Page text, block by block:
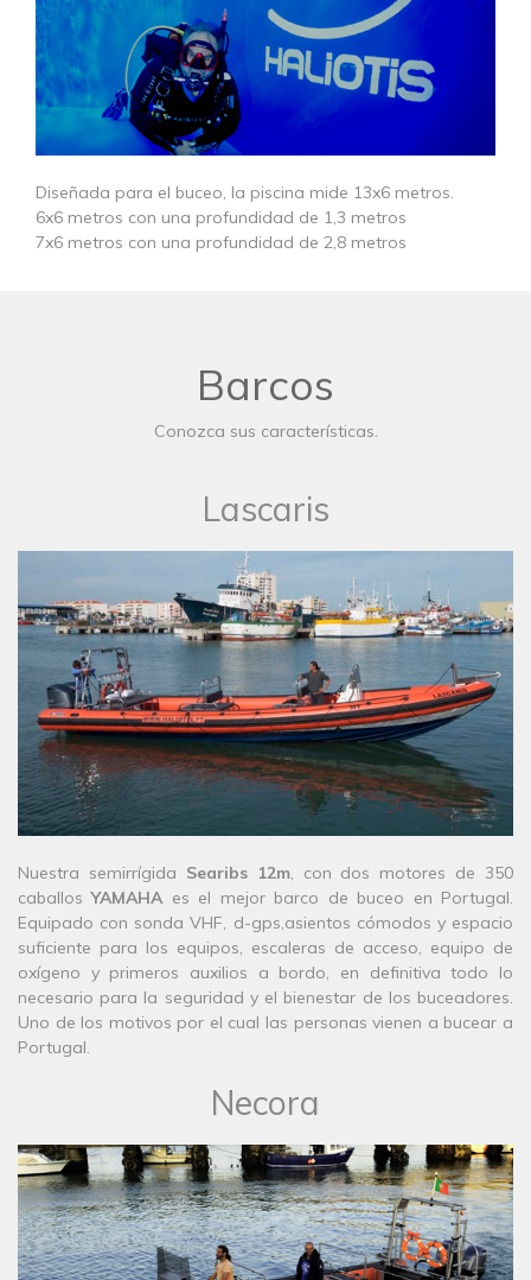
Diseñada para el buceo, la piscina mide 13x6 metros.
6x6 metros con una profundidad de 1,3 metros
7x6 metros con una profundidad de 2,8 metros
Barcos
Conozca sus características.
Lascaris
​Nuestra semirrígida Searibs 12m, con dos motores de 350
caballosYAMAHAes el mejor barco de buceo en Portugal.
Equipado con sonda VHF, d-gps,asientos cómodos y espacio
suficiente para los equipos, escaleras de acceso, equipo de
oxígeno y primeros auxilios a bordo, en definitiva todo lo
necesario para la seguridad y el bienestar de los buceadores.
Uno de los motivos por el cual las personas vienen a bucear a
Portugal.
Necora